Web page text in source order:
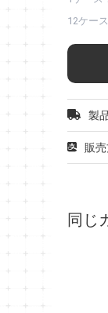
12ケー
製
販
同じ